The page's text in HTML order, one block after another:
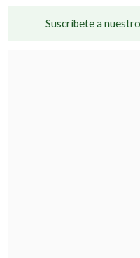
Suscríbete a